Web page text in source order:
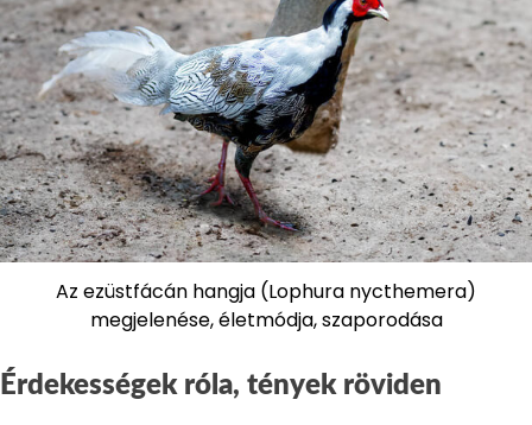
Az ezüstfácán hangja (Lophura nycthemera)
megjelenése, életmódja, szaporodása
Érdekességek róla, tények röviden